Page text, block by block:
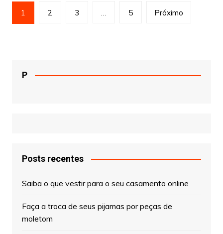
Paginação
de
1 2 3 … 5 Próximo
P
Posts recentes
Saiba o que vestir para o seu casamento online
Faça a troca de seus pijamas por peças de
moletom